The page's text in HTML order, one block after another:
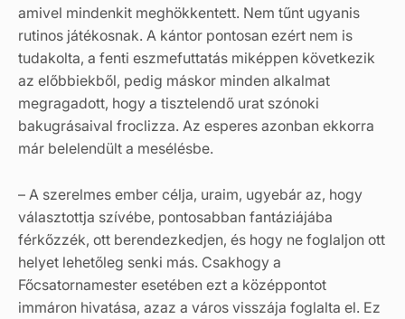
amivel mindenkit meghökkentett. Nem tűnt ugyanis
rutinos játékosnak. A kántor pontosan ezért nem is
tudakolta, a fenti eszmefuttatás miképpen következik
az előbbiekből, pedig máskor minden alkalmat
megragadott, hogy a tisztelendő urat szónoki
bakugrásaival froclizza. Az esperes azonban ekkorra
már belelendült a mesélésbe.
– A szerelmes ember célja, uraim, ugyebár az, hogy
választottja szívébe, pontosabban fantáziájába
férkőzzék, ott berendezkedjen, és hogy ne foglaljon ott
helyet lehetőleg senki más. Csakhogy a
Főcsatornamester esetében ezt a középpontot
immáron hivatása, azaz a város visszája foglalta el. Ez